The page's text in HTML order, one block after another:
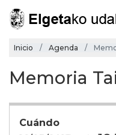
Inicio Agenda
Memoria
Cuándo